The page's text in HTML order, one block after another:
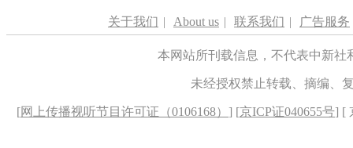
关于我们 | About us | 联系我们 | 广告服务
本网站所刊载信息，不代表中新
未经授权禁止转载、摘编、
[网上传播视听节目许可证（0106168） ] [京ICP证040655号] [